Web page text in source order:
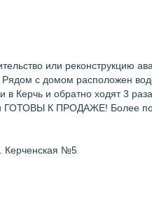
или реконструкцию
с домом расположен
в Керчь и обратно ходят
и ГОТОВЫ К ПРОДАЖЕ! Более
Керченская №5